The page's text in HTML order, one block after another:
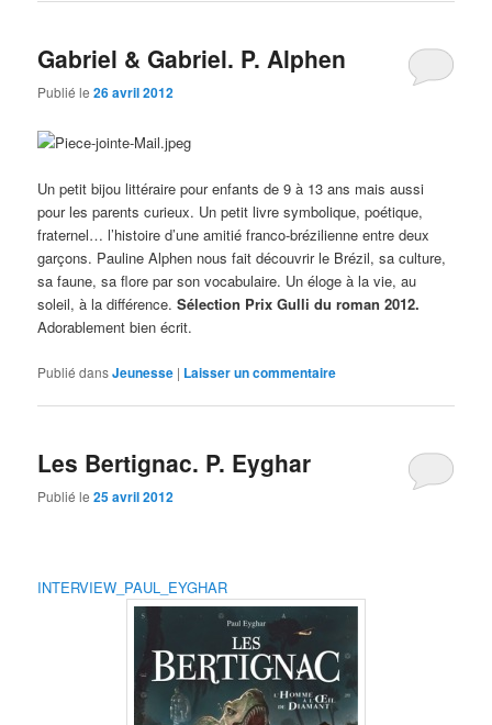
Gabriel & Gabriel. P. Alphen
Publié le26 avril 2012
Un petit bijou littéraire pour enfants de 9 à 13 ans mais aussi
pour les parents curieux. Un petit livre symbolique, poétique,
fraternel… l’histoire d’une amitié franco-brézilienne entre deux
garçons. Pauline Alphen nous fait découvrir le Brézil, sa culture,
sa faune, sa flore par son vocabulaire. Un éloge à la vie, au
soleil, à la différence.Sélection Prix Gulli du roman 2012.
Adorablement bien écrit.
Publié dansJeunesse | Laisser un commentaire
Les Bertignac. P. Eyghar
Publié le25 avril 2012
INTERVIEW_PAUL_EYGHAR